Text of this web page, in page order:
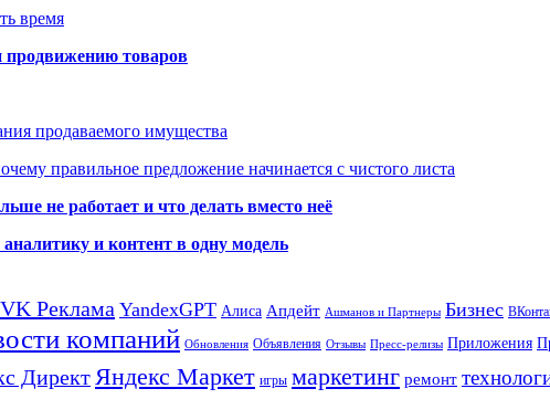
время
продвижению товаров
продаваемого имущества
правильное предложение начинается с чистого листа
не работает и что делать вместо неё
и контент в одну модель
VK Реклама YandexGPT Алиса Апдейт Ашманов и Партнеры Бизнес
компаний Обновления Объявления Отзывы Пресс-релизы Приложения
Директ Яндекс Маркет игры маркетинг ремонт